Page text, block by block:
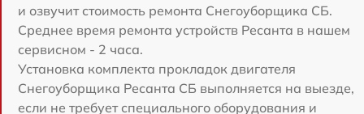
и озвучит стоимость ремонта Снегоуборщика СБ.
Среднее время ремонта устройств Ресанта в нашем
сервисном - 2 часа.
Установка комплекта прокладок двигателя
Снегоуборщика Ресанта СБ выполняется на выезде,
если не требует специального оборудования и